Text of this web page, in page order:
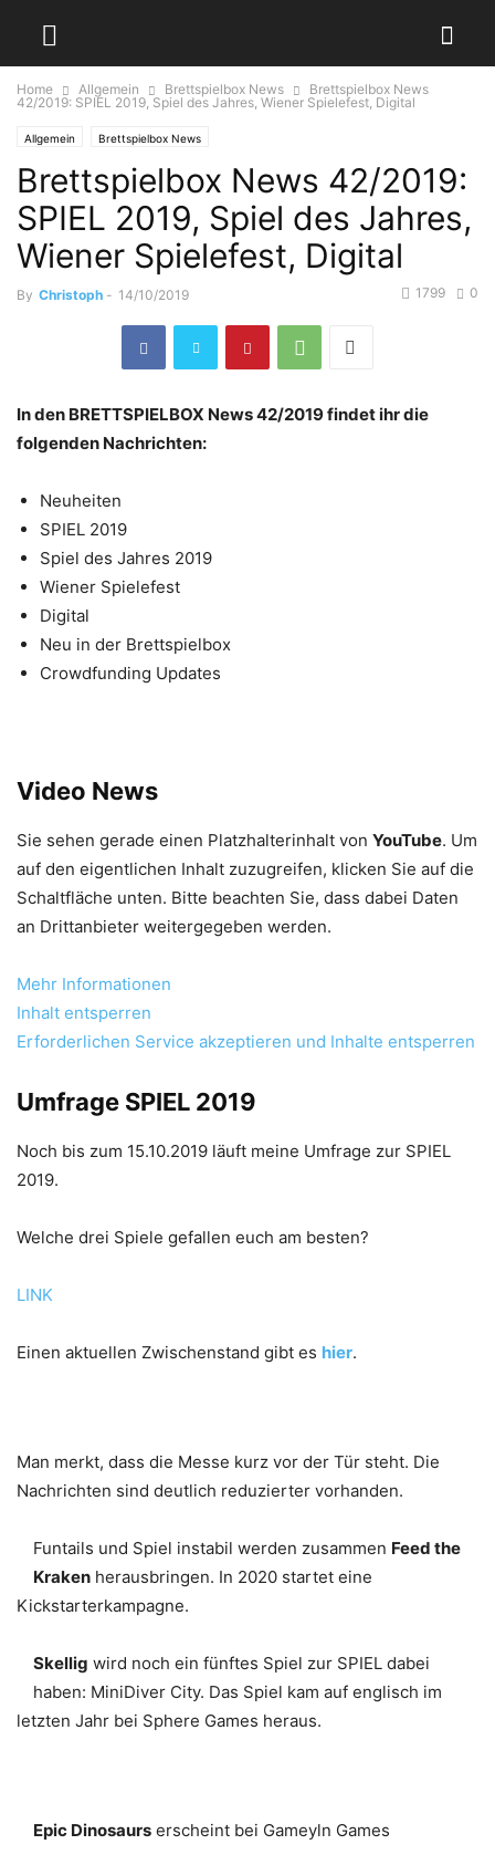
Home Allgemein Brettspielbox News
Brettspielbox News
42/2019: SPIEL 2019, Spiel des Jahres, Wiener Spielefest, Digital
Allgemein Brettspielbox News
Brettspielbox News 42/2019:
SPIEL 2019, Spiel des Jahres,
Wiener Spielefest, Digital
By Christoph - 14/10/2019 0
1799
In den BRETTSPIELBOX News 42/2019 findet ihr die
folgenden Nachrichten:
Neuheiten
SPIEL 2019
Spiel des Jahres 2019
Wiener Spielefest
Digital
Neu in der Brettspielbox
Crowdfunding Updates
Video News
Sie sehen gerade einen Platzhalterinhalt von YouTube. Um
auf den eigentlichen Inhalt zuzugreifen, klicken Sie auf die
Schaltfläche unten. Bitte beachten Sie, dass dabei Daten
an Drittanbieter weitergegeben werden.
Mehr Informationen
Inhalt entsperren
Erforderlichen Service akzeptieren und Inhalte entsperren
Umfrage SPIEL 2019
Noch bis zum 15.10.2019 läuft meine Umfrage zur SPIEL
2019.
Welche drei Spiele gefallen euch am besten?
LINK
Einen aktuellen Zwischenstand gibt es hier.
Man merkt, dass die Messe kurz vor der Tür steht. Die
Nachrichten sind deutlich reduzierter vorhanden.
Funtails und Spiel instabil werden zusammen Feed the
Kraken herausbringen. In 2020 startet eine
Kickstarterkampagne.
Skellig wird noch ein fünftes Spiel zur SPIEL dabei
haben: MiniDiver City. Das Spiel kam auf englisch im
letzten Jahr bei Sphere Games heraus.
Epic Dinosaurs erscheint bei Gameyln Games